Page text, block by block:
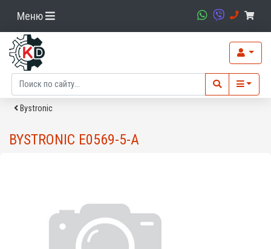
Меню
Bystronic
BYSTRONIC E0569-5-A